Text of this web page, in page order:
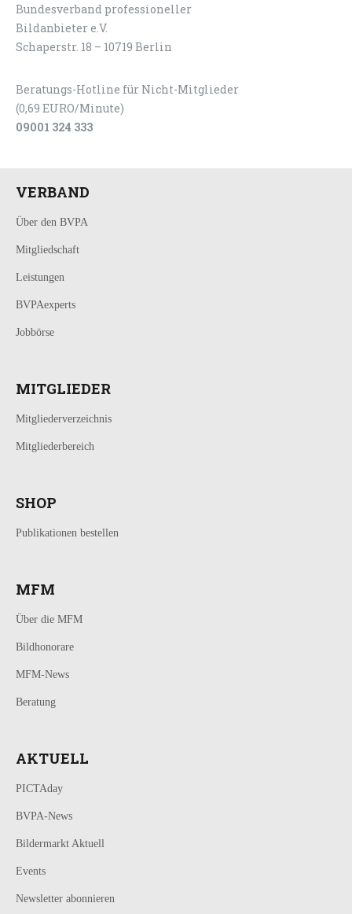
Bundesverband professioneller
Bildanbieter e.V.
Schaperstr. 18 – 10719 Berlin
Beratungs-Hotline für Nicht-Mitglieder
(0,69 EURO/Minute)
09001 324 333
VERBAND
Über den BVPA
Mitgliedschaft
Leistungen
BVPAexperts
Jobbörse
MITGLIEDER
Mitgliederverzeichnis
Mitgliederbereich
SHOP
Publikationen bestellen
MFM
Über die MFM
Bildhonorare
MFM-News
Beratung
AKTUELL
PICTAday
BVPA-News
Bildermarkt Aktuell
Events
Newsletter abonnieren